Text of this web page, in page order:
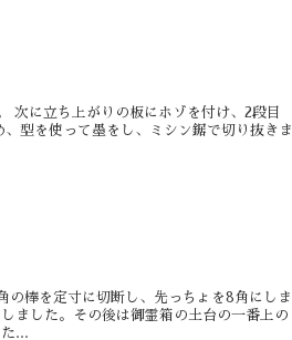
次に立ち上がりの板にホゾを付け、2段目
型を使って墨をし、ミシン鋸で切り抜きま
の棒を定寸に切断し、先っちょを8角にしま
ました。その後は御霊箱の土台の一番上の
...